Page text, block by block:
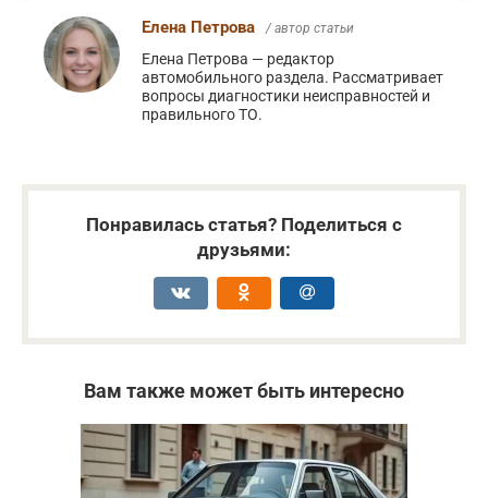
Елена Петрова / автор статьи
Елена Петрова — редактор
автомобильного раздела. Рассматривает
вопросы диагностики неисправностей и
правильного ТО.
Понравилась статья? Поделиться с
друзьями:
Вам также может быть интересно